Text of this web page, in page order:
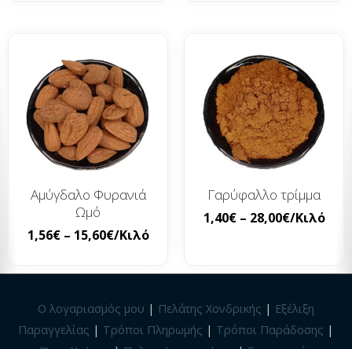
Αμύγδαλο Φυρανιά
Ωμό
1,56€ – 15,60€/Κιλό
Γαρύφαλλο τρίμμα
1,40€ – 28,00€/Κιλό
Ο λογαριασμός μου | Πελάτης Χονδρικής | Εξέλιξη
Παραγγελίας | Τρόποι Πληρωμής | Τρόποι Παράδοσης |